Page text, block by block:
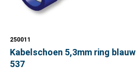
250011
Kabelschoen 5,3mm ring blauw
537